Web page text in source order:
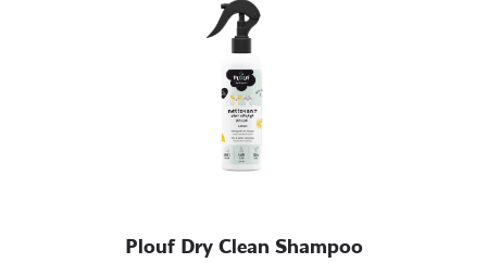
Plouf Dry Clean Shampoo